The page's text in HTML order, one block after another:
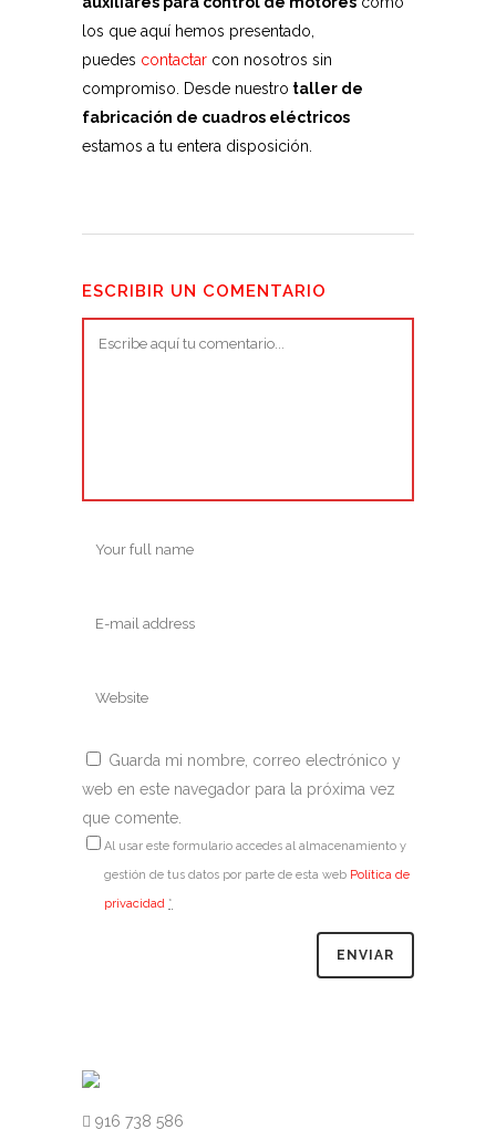
los que aquí hemos presentado,
puedes contactar con nosotros sin
compromiso. Desde nuestro taller de
fabricación de cuadros eléctricos
estamos a tu entera disposición.
ESCRIBIR UN COMENTARIO
Guarda mi nombre, correo electrónico y
web en este navegador para la próxima vez
que comente.
Al usar este formulario accedes al almacenamiento y
gestión de tus datos por parte de esta web Política de
privacidad *
916 738 586